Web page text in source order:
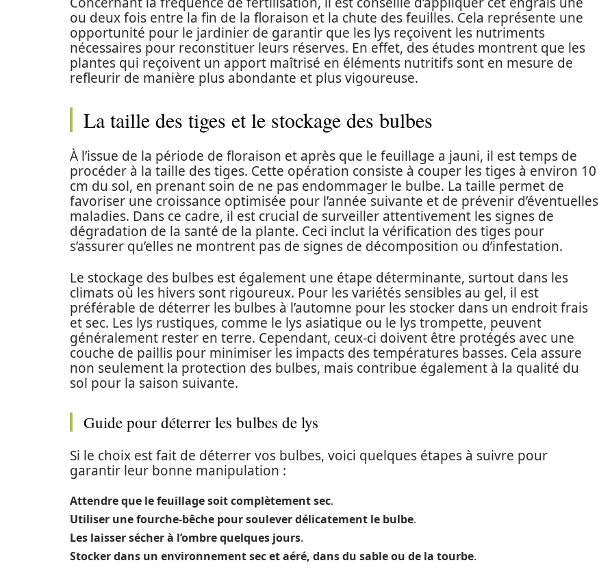
ou deux fois entre la fin de la floraison et la chute des feuilles. Cela représente une
opportunité pour le jardinier de garantir que les lys reçoivent les nutriments
nécessaires pour reconstituer leurs réserves. En effet, des études montrent que les
plantes qui reçoivent un apport maîtrisé en éléments nutritifs sont en mesure de
refleurir de manière plus abondante et plus vigoureuse.
La taille des tiges et le stockage des bulbes
À l’issue de la période de floraison et après que le feuillage a jauni, il est temps de
procéder à la taille des tiges. Cette opération consiste à couper les tiges à environ 10
cm du sol, en prenant soin de ne pas endommager le bulbe. La taille permet de
favoriser une croissance optimisée pour l’année suivante et de prévenir d’éventuelles
maladies. Dans ce cadre, il est crucial de surveiller attentivement les signes de
dégradation de la santé de la plante. Ceci inclut la vérification des tiges pour
s’assurer qu’elles ne montrent pas de signes de décomposition ou d’infestation.
Le stockage des bulbes est également une étape déterminante, surtout dans les
climats où les hivers sont rigoureux. Pour les variétés sensibles au gel, il est
préférable de déterrer les bulbes à l’automne pour les stocker dans un endroit frais
et sec. Les lys rustiques, comme le lys asiatique ou le lys trompette, peuvent
généralement rester en terre. Cependant, ceux-ci doivent être protégés avec une
couche de paillis pour minimiser les impacts des températures basses. Cela assure
non seulement la protection des bulbes, mais contribue également à la qualité du
sol pour la saison suivante.
Guide pour déterrer les bulbes de lys
Si le choix est fait de déterrer vos bulbes, voici quelques étapes à suivre pour
garantir leur bonne manipulation :
Attendre que le feuillage soit complètement sec.
Utiliser une fourche-bêche pour soulever délicatement le bulbe.
Les laisser sécher à l’ombre quelques jours.
Stocker dans un environnement sec et aéré, dans du sable ou de la tourbe.